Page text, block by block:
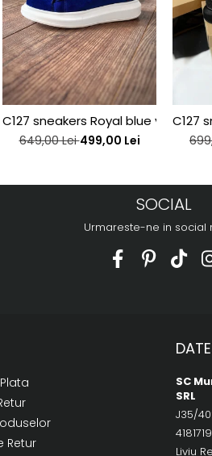
din piele bronz
C127 sneakers Royal blue velvet
649,00 Lei499,00 Lei
C127
SOCIAL
Urmareste-ne in social
Retur
SC
SRL
J35/
Liviu